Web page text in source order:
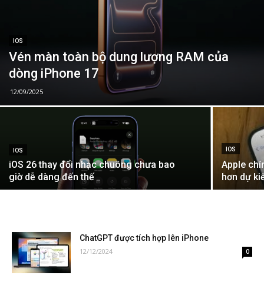
IOS
Vén màn toàn bộ dung lượng RAM của
dòng iPhone 17
12/09/2025
IOS
iOS 26 thay đổi nhạc chuông chưa bao
giờ dễ dàng đến thế
IOS
Apple
hơn dự
ChatGPT được tích hợp lên iPhone
12/12/2024 0